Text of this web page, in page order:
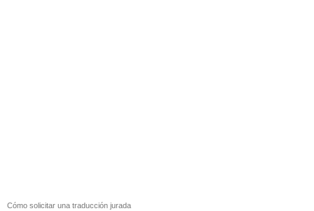
Cómo solicitar una traducción jurada